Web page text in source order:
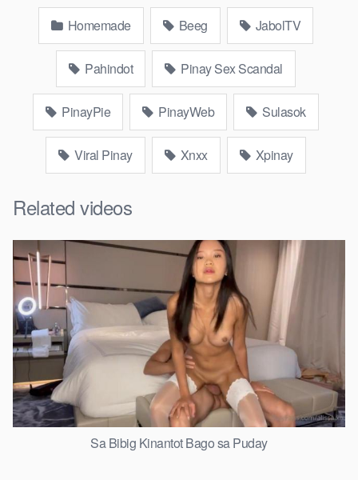
Homemade Beeg JabolTV
Pahindot Pinay Sex Scandal
PinayPie PinayWeb Sulasok
Viral Pinay Xnxx Xpinay
Related videos
Sa Bibig Kinantot Bago sa Puday